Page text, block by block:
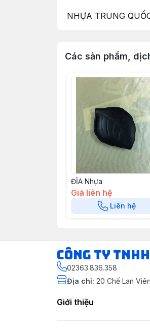
NHỰA TRUNG
Các sản phẩm,
ĐĨA Nhựa
Giá liên hệ
Liên hệ
CÔNG TY
02363.836.358
Địa chỉ: 20 Chế Lan
Giới thiệu